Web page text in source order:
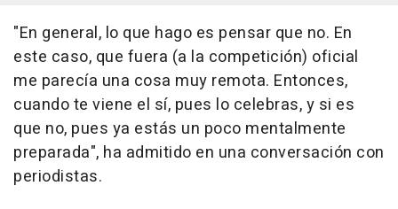
"En general, lo que hago es pensar que no. En
este caso, que fuera (a la competición) oficial
me parecía una cosa muy remota. Entonces,
cuando te viene el sí, pues lo celebras, y si es
que no, pues ya estás un poco mentalmente
preparada", ha admitido en una conversación con
periodistas.